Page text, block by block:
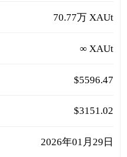
70.77万 XAUt
∞ XAUt
$5596.47
$3151.02
2026年01月29日